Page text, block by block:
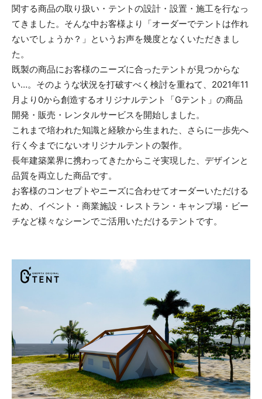
関する商品の取り扱い・テントの設計・設置・施工を行なっ
てきました。そんな中お客様より「オーダーでテントは作れ
ないでしょうか？」というお声を幾度となくいただきまし
た。
既製の商品にお客様のニーズに合ったテントが見つからな
い…。そのような状況を打破すべく検討を重ねて、2021年11
月より0から創造するオリジナルテント「Gテント」の商品
開発・販売・レンタルサービスを開始しました。
これまで培われた知識と経験から生まれた、さらに一歩先へ
行く今までにないオリジナルテントの製作。
長年建築業界に携わってきたからこそ実現した、デザインと
品質を両立した商品です。
お客様のコンセプトやニーズに合わせてオーダーいただける
ため、イベント・商業施設・レストラン・キャンプ場・ビー
チなど様々なシーンでご活用いただけるテントです。